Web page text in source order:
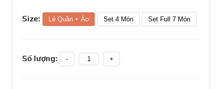
Size: Lẻ Quần + Áo Set 4 Món Set Full 7 Món
Số lượng: - +